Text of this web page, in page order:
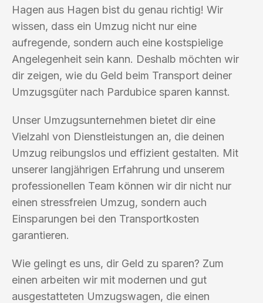
Hagen aus Hagen bist du genau richtig! Wir
wissen, dass ein Umzug nicht nur eine
aufregende, sondern auch eine kostspielige
Angelegenheit sein kann. Deshalb möchten wir
dir zeigen, wie du Geld beim Transport deiner
Umzugsgüter nach Pardubice sparen kannst.
Unser Umzugsunternehmen bietet dir eine
Vielzahl von Dienstleistungen an, die deinen
Umzug reibungslos und effizient gestalten. Mit
unserer langjährigen Erfahrung und unserem
professionellen Team können wir dir nicht nur
einen stressfreien Umzug, sondern auch
Einsparungen bei den Transportkosten
garantieren.
Wie gelingt es uns, dir Geld zu sparen? Zum
einen arbeiten wir mit modernen und gut
ausgestatteten Umzugswagen, die einen